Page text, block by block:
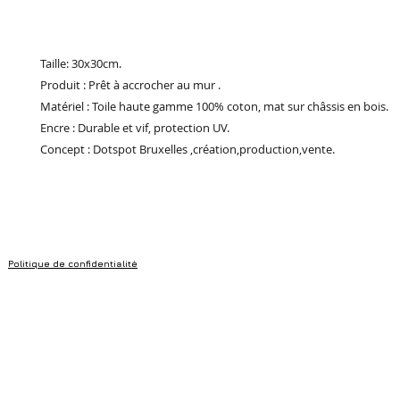
Taille: 30x30cm.
Produit : Prêt à accrocher au mur .
Matériel : Toile haute gamme 100% coton, mat sur châssis en bois.
Encre : Durable et vif, protection UV.
Concept : Dotspot Bruxelles ,création,production,vente.
Politique de confidentialité